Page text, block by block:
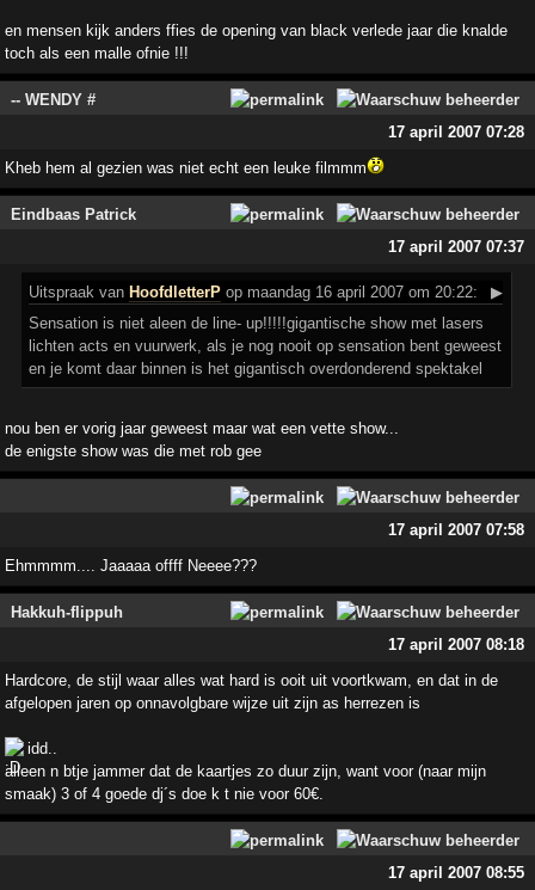
en mensen kijk anders ffies de opening van black verlede jaar die knalde
toch als een malle ofnie !!!
-- WENDY #
17 april 2007 07:28
Kheb hem al gezien was niet echt een leuke filmmm
Eindbaas Patrick
17 april 2007 07:37
Uitspraak vanHoofdletterP op maandag 16 april 2007 om 20:22:
▶
Sensation is niet aleen de line- up!!!!!gigantische show met lasers
lichten acts en vuurwerk, als je nog nooit op sensation bent geweest
en je komt daar binnen is het gigantisch overdonderend spektakel
nou ben er vorig jaar geweest maar wat een vette show...
de enigste show was die met rob gee
17 april 2007 07:58
Ehmmmm.... Jaaaaa offff Neeee???
Hakkuh-flippuh
17 april 2007 08:18
Hardcore, de stijl waar alles wat hard is ooit uit voortkwam, en dat in de
afgelopen jaren op onnavolgbare wijze uit zijn as herrezen is
idd..
alleen n btje jammer dat de kaartjes zo duur zijn, want voor (naar mijn
smaak) 3 of 4 goede dj´s doe k t nie voor 60€.
17 april 2007 08:55